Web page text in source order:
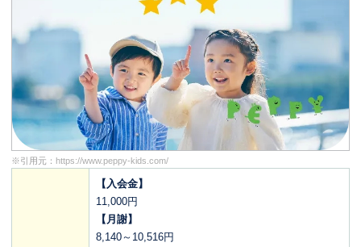
※引用元： https://www.peppy-kids.com/
【入会金】
11,000円
【月謝】
8,140～10,516円